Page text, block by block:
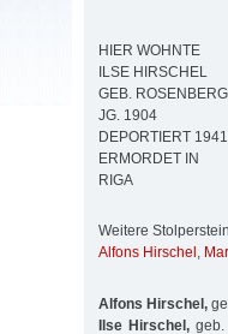
HIER WOHNTE
ILSE HIRSCHEL
GEB. ROSENBERG
JG. 1904
DEPORTIERT 1941
ERMORDET IN
RIGA
Weitere
Alfons Hirschel ,
Alfons Hirschel,
Ilse Hirschel,geb.